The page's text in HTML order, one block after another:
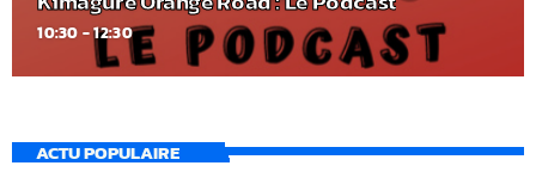
10:30 - 12:30
ACTU POPULAIRE